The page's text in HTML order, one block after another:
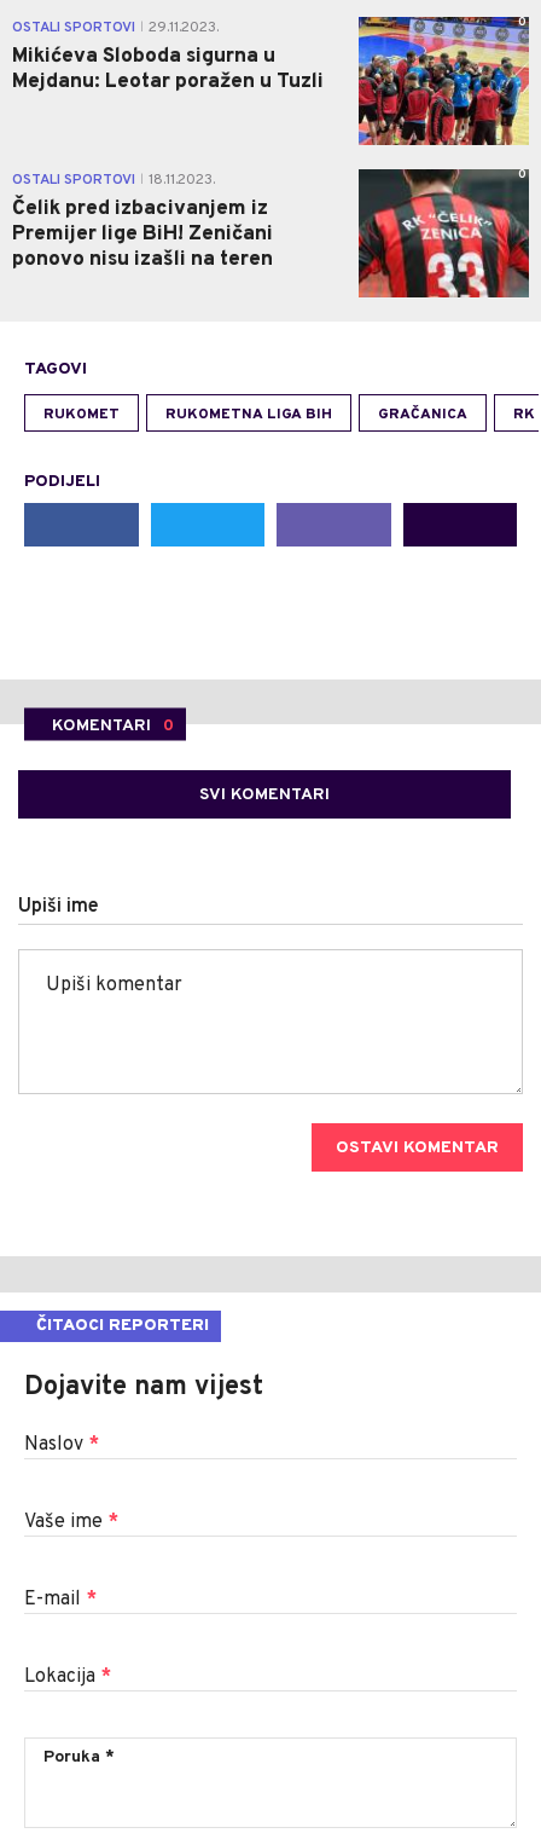
OSTALI SPORTOVI 29.11.2023.
Mikićeva Sloboda sigurna u
Mejdanu: Leotar poražen u Tuzli
0
OSTALI SPORTOVI 18.11.2023.
Čelik pred izbacivanjem iz
Premijer lige BiH! Zeničani
ponovo nisu izašli na teren
0
TAGOVI
RUKOMET RUKOMETNA LIGA BIH GRAČANICA RK
PODIJELI
KOMENTARI 0
SVI KOMENTARI
Upiši ime
OSTAVI KOMENTAR
ČITAOCI REPORTERI
Dojavite nam vijest
Naslov *
Vaše ime *
E-mail *
Lokacija *